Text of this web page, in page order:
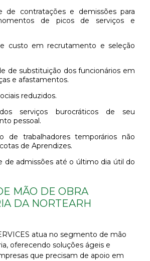
de picos de serviços e
e afastamentos.
reduzidos.
pessoal.
de Aprendizes.
MÃO DE OBRA
DA NORTEARH
atua no segmento de mão
oferecendo soluções ágeis e
que precisam de apoio em